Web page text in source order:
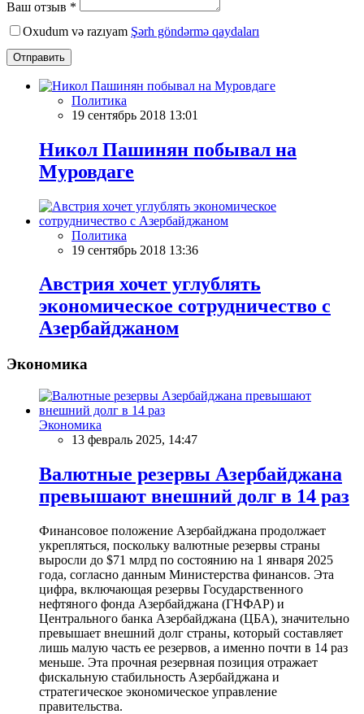
Ваш отзыв *
Oxudum və razıyam Şərh göndərmə qaydaları
Отправить
Политика
19 сентябрь 2018 13:01
Никол Пашинян побывал на
Муровдаге
Политика
19 сентябрь 2018 13:36
Австрия хочет углублять
экономическое сотрудничество с
Азербайджаном
Экономика
Экономика
13 февраль 2025, 14:47
Валютные резервы Азербайджана
превышают внешний долг в 14 раз
Финансовое положение Азербайджана продолжает
укрепляться, поскольку валютные резервы страны
выросли до $71 млрд по состоянию на 1 января 2025
года, согласно данным Министерства финансов. Эта
цифра, включающая резервы Государственного
нефтяного фонда Азербайджана (ГНФАР) и
Центрального банка Азербайджана (ЦБА), значительно
превышает внешний долг страны, который составляет
лишь малую часть ее резервов, а именно почти в 14 раз
меньше. Эта прочная резервная позиция отражает
фискальную стабильность Азербайджана и
стратегическое экономическое управление
правительства.